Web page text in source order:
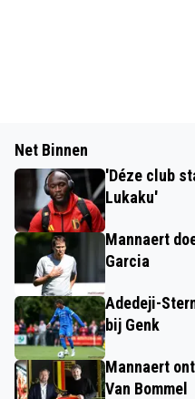
Net Binnen
'Déze club
Lukaku'
Mannaert
Garcia
Adedeji-
bij Genk
Mannaert
Van Bommel